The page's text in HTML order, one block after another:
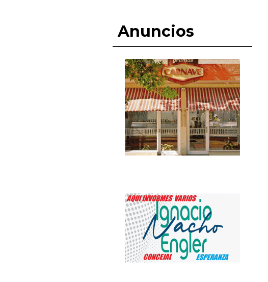
Anuncios